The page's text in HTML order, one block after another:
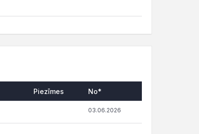
Piezīmes No*
03.06.2026